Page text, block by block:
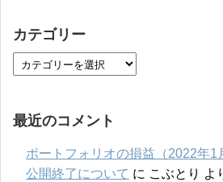
カテゴリー
最近のコメント
ポートフォリオの損益（2022年1
公開終了について に こぶとり よ